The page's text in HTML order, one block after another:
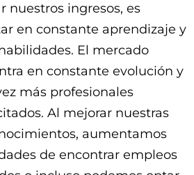
nuestros ingresos, es
en constante aprendizaje y
El mercado
en constante evolución y
más profesionales
Al mejorar nuestras
aumentamos
de encontrar empleos